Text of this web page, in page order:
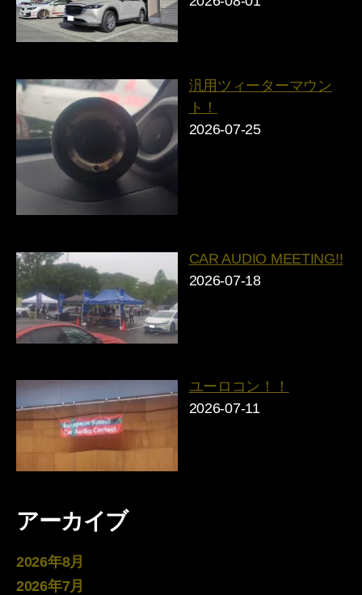
汎用ツィーターマウン
ト！
2026-07-25
CAR AUDIO MEETING!!
2026-07-18
ユーロコン！！
2026-07-11
アーカイブ
2026年8月
2026年7月